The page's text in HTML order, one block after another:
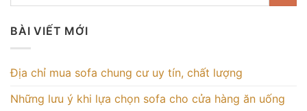
BÀI VIẾT MỚI
Địa chỉ mua sofa chung cư uy tín, chất lượng
Những lưu ý khi lựa chọn sofa cho cửa hàng ăn uống